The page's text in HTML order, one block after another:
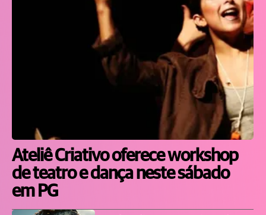
Ateliê Criativo oferece workshop
de teatro e dança neste sábado
em PG